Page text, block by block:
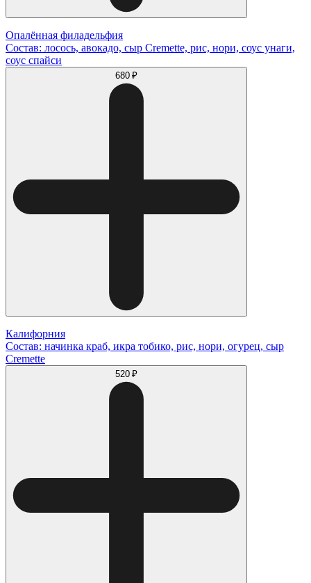
Опалённая филадельфия
Состав: лосось, авокадо, сыр Cremette, рис, нори, соус унаги,
соус спайси
680 ₽
Калифорния
Состав: начинка краб, икра тобико, рис, нори, огурец, сыр
Cremette
520 ₽